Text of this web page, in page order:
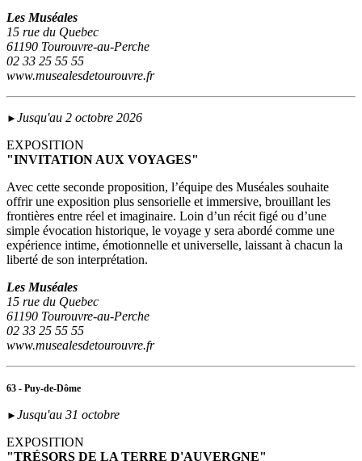
Les Muséales
15 rue du Quebec
61190 Tourouvre-au-Perche
02 33 25 55 55
www.musealesdetourouvre.fr
► Jusqu'au 2 octobre 2026
EXPOSITION
"INVITATION AUX VOYAGES"
Avec cette seconde proposition, l’équipe des Muséales souhaite
offrir une exposition plus sensorielle et immersive, brouillant les
frontières entre réel et imaginaire. Loin d’un récit figé ou d’une
simple évocation historique, le voyage y sera abordé comme une
expérience intime, émotionnelle et universelle, laissant à chacun la
liberté de son interprétation.
Les Muséales
15 rue du Quebec
61190 Tourouvre-au-Perche
02 33 25 55 55
www.musealesdetourouvre.fr
63 - Puy-de-Dôme
► Jusqu'au 31 octobre
EXPOSITION
"TRÉSORS DE LA TERRE D'AUVERGNE"